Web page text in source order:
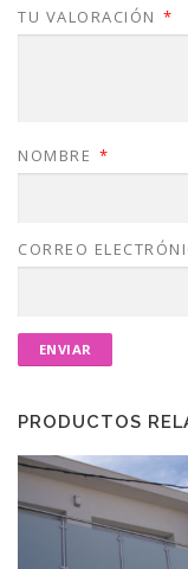
TU VALORACIÓN *
NOMBRE *
CORREO
PRODUCTOS